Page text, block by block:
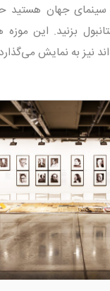
سینمای جهان هستید
بزنید. این موزه
نیز به نمایش